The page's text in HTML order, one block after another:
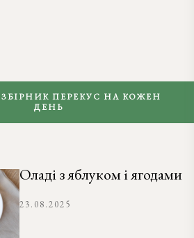
ПЕРЕКУС НА КОЖЕН
ДЕНЬ
Оладі з яблуком і ягодами
23.08.2025